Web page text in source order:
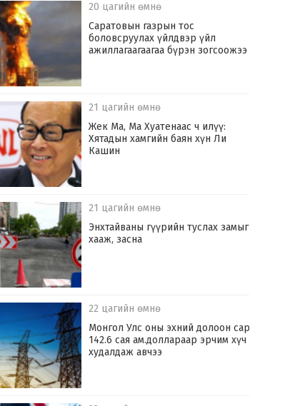
20 цагийн өмнө
Саратовын газрын тос
боловсруулах үйлдвэр үйл
ажиллагаагаагаа бүрэн зогсоожээ
21 цагийн өмнө
Жек Ма, Ма Хуатенаас ч илүү:
Хятадын хамгийн баян хүн Ли
Кашин
21 цагийн өмнө
Энхтайваны гүүрийн туслах замыг
хааж, засна
22 цагийн өмнө
Монгол Улс оны эхний долоон сард
142.6 сая ам.доллараар эрчим хүч
худалдаж авчээ